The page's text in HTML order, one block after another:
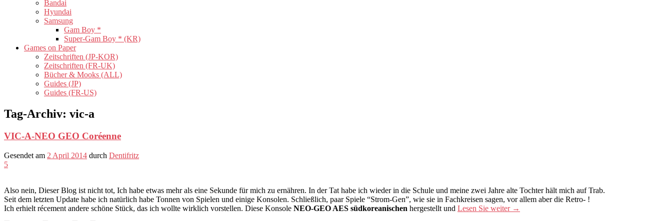
Bandai
Hyundai
Samsung
Gam Boy *
Super-Gam Boy * (KR)
Games on Paper
Zeitschriften (JP-KOR)
Zeitschriften (FR-UK)
Bücher & Mooks (ALL)
Guides (JP)
Guides (FR-US)
Tag-Archiv: vic-a
VIC-A-NEO GEO Coréenne
Gesendet am 2 April 2014 durch Dentifritz
5
Also nein, Dieser Blog ist nicht tot, Ich habe etwas mehr als eine Sekunde für mich zu ernähren. In der Tat habe ich wieder in die Schule und meine zwei Jahre alte Tochter hält mich auf Trab.
Seit dem letzten Update habe ich natürlich habe Tonnen von Spielen und einige Konsolen. Schließlich, paar Spiele “Strom-Gen”, wie sie in Fachkreisen sagen, vor allem aber die Retro- !
Ich erhielt récement andere schöne Stück, das ich wollte wirklich vorstellen. Diese Konsole NEO-GEO AES südkoreanischen hergestellt und Lesen Sie weiter →